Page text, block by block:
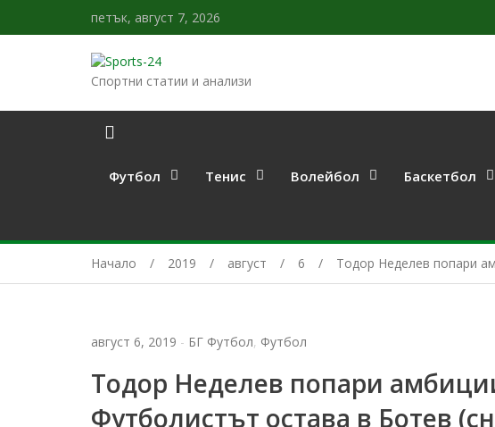
петък, август 7, 2026
Спортни статии и анализи
Футбол Тенис Волейбол Баскетбол
Начало 2019 август 6 Тодор Неделев попари
август 6, 2019 - БГ Футбол, Футбол
Тодор Неделев попари
Футболистът остава в Ботев